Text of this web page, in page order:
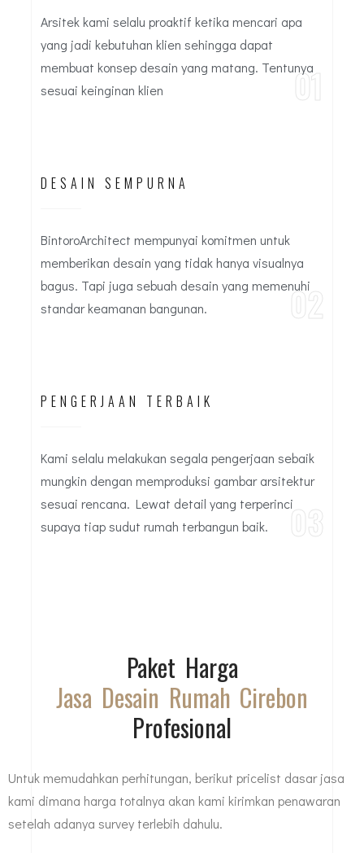
Arsitek kami selalu proaktif ketika mencari apa
yang jadi kebutuhan klien sehingga dapat
membuat konsep desain yang matang. Tentunya
sesuai keinginan klien
01
DESAIN SEMPURNA
BintoroArchitect mempunyai komitmen untuk
memberikan desain yang tidak hanya visualnya
bagus. Tapi juga sebuah desain yang memenuhi
standar keamanan bangunan.
02
PENGERJAAN TERBAIK
Kami selalu melakukan segala pengerjaan sebaik
mungkin dengan memproduksi gambar arsitektur
sesuai rencana. Lewat detail yang terperinci
supaya tiap sudut rumah terbangun baik.
03
Paket Harga
Jasa Desain Rumah Cirebon
Profesional
Untuk memudahkan perhitungan, berikut pricelist dasar jasa
kami dimana harga totalnya akan kami kirimkan penawaran
setelah adanya survey terlebih dahulu.